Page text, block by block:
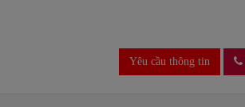
Yêu cầu thông tin